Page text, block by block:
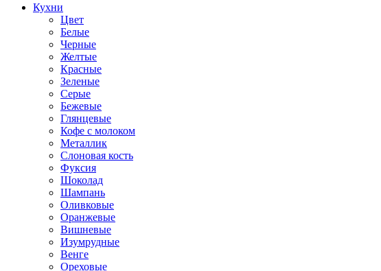
Кухни
Цвет
Белые
Черные
Желтые
Красные
Зеленые
Серые
Бежевые
Глянцевые
Кофе с молоком
Металлик
Слоновая кость
Фуксия
Шоколад
Шампань
Оливковые
Оранжевые
Вишневые
Изумрудные
Венге
Ореховые